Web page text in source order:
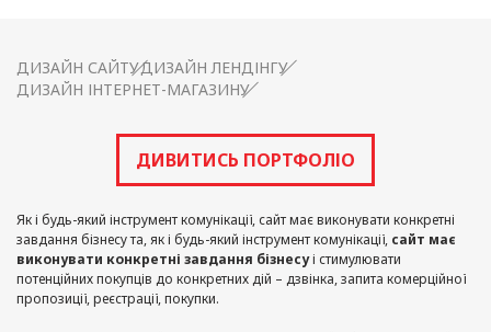
ДИЗАЙН САЙТУДИЗАЙН ЛЕНДІНГУ
ДИЗАЙН ІНТЕРНЕТ-МАГАЗИНУ
Як і будь-який інструмент комунікації, сайт має виконувати конкретні
завдання бізнесу та, як і будь-який інструмент комунікації, сайт має
виконувати конкретні завдання бізнесуі стимулювати
потенційних покупців до конкретних дій – дзвінка, запита комерційної
пропозиції, реєстрації, покупки.
ДИВИТИСЬ ПОРТФОЛІО